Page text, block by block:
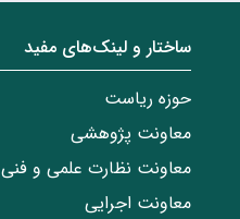
ساختار‌‌ و‌‌ لینک‌های مفید
حوزه ریاست
معاونت پژوهشی
معاونت نظارت علمی و فنی
معاونت اجرایی